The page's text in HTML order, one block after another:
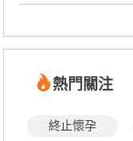
熱門關注
終止懷孕